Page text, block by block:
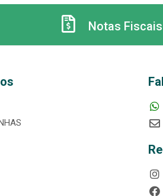
Notas Fiscais